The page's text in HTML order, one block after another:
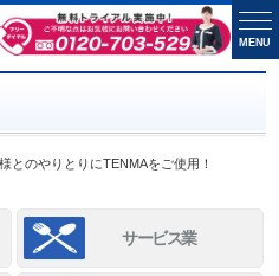
とのやりとりにTENMAをご使用！
サービス業
MENU